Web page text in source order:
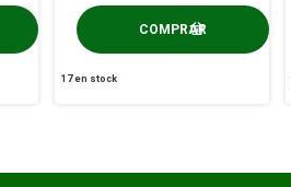
17en stock